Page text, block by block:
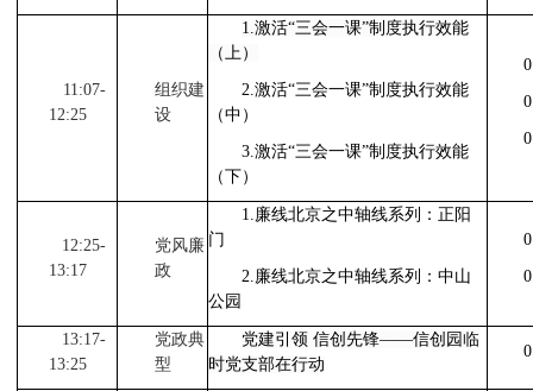
11:07-
12:25
组织建
设
1. 激活“三会一课”制度执行效能
（上）
2. 激活“三会一课”制度执行效能
（中）
3. 激活“三会一课”制度执行效能
（下）
12:25-
13:17
党风廉
政
1. 廉线北京之中轴线系列：正阳
门
2. 廉线北京之中轴线系列：中山
公园
13:17-
13:25
党政典
型
党建引领 信创先锋——信创园临
时党支部在行动